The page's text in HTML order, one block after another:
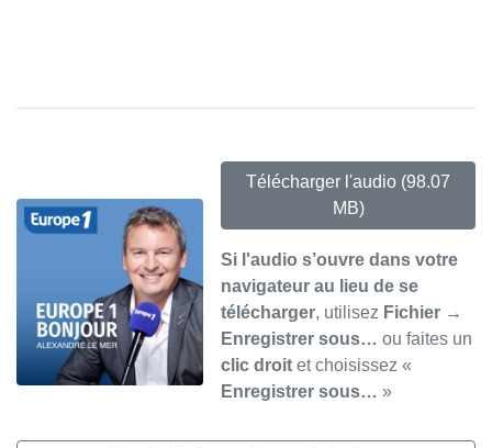
Télécharger l'audio (98.07
MB)
Si l'audio s’ouvre dans votre
navigateur au lieu de se
télécharger, utilisez Fichier →
Enregistrer sous… ou faites un
clic droit et choisissez «
Enregistrer sous… »